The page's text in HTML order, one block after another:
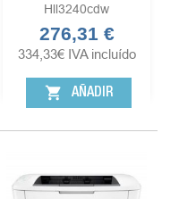
Hll3240cdw
Precio
276,31 €
334,33€ IVA incluído
shopping_cart AÑADIR